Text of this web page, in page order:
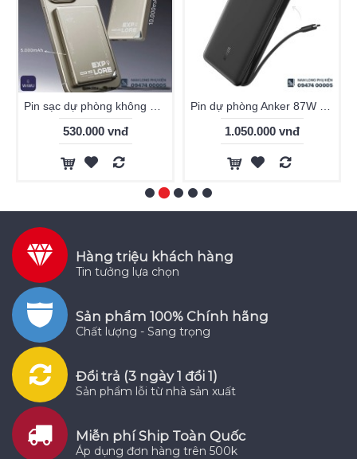
530.000 vnđ 1.050.000 vnđ
Hàng triệu khách hàng
Tin tưởng lựa chọn
Sản phẩm 100% Chính hãng
Chất lượng - Sang trọng
Đổi trả (3 ngày 1 đổi 1)
Sản phẩm lỗi từ nhà sản xuất
Miễn phí Ship Toàn Quốc
Áp dụng đơn hàng trên 500k